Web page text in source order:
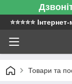
⭐️⭐️⭐️⭐️⭐️
Товари та